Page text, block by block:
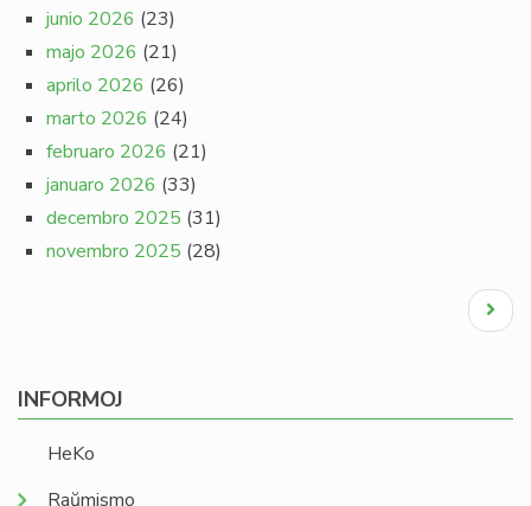
junio 2026 (23)
majo 2026 (21)
aprilo 2026 (26)
marto 2026 (24)
februaro 2026 (21)
januaro 2026 (33)
decembro 2025 (31)
novembro 2025 (28)
Next
page
INFORMOJ
HeKo
Raŭmismo